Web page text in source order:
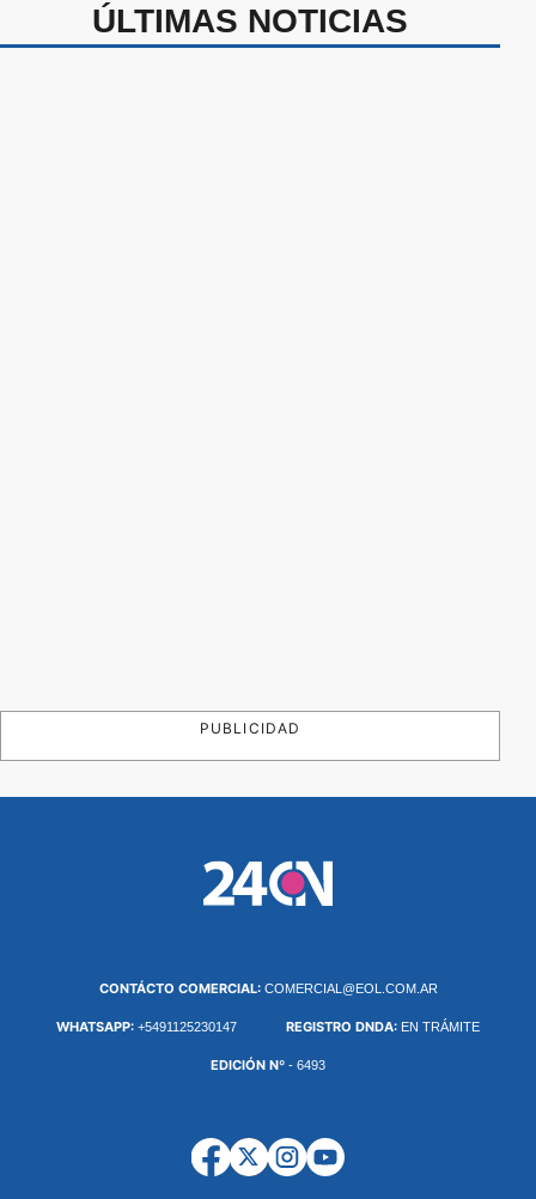
ÚLTIMAS NOTICIAS
PUBLICIDAD
CONTÁCTO COMERCIAL: COMERCIAL@EOL.COM.AR
WHATSAPP: +5491125230147 REGISTRO DNDA: EN TRÁMITE
EDICIÓN Nº - 6493